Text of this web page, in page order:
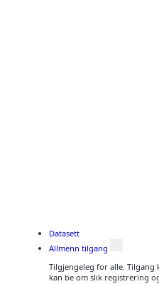
Datasett
Allmenn tilgang
Tilgjengeleg for alle. Tilgang
kan be om slik registrering